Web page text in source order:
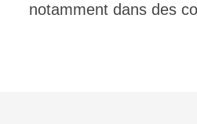
notamment dans des